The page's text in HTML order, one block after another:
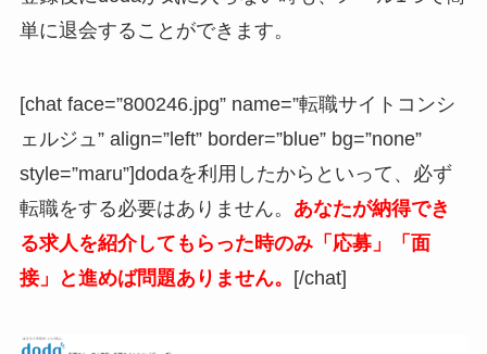
単に退会することができます。
[chat face=”800246.jpg” name=”転職サイトコンシ
ェルジュ” align=”left” border=”blue” bg=”none”
style=”maru”]dodaを利用したからといって、 必ず
転職をする必要はありません。 あなたが納得でき
る求人を紹介してもらった時のみ「応募」「面
接」と進めば問題ありません。
[/chat]